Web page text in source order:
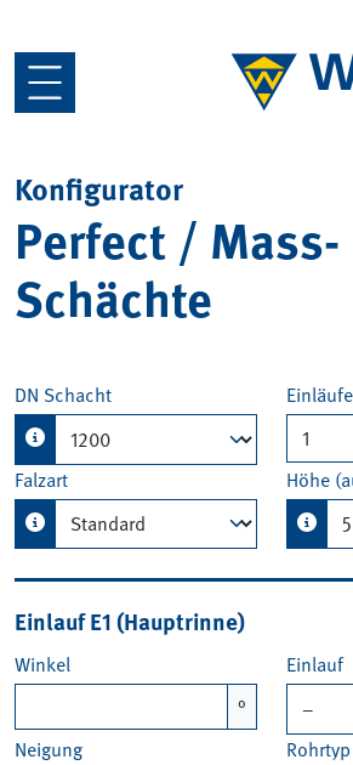
Konfigurator
Perfect / Mass-
Schächte
DN Schacht Einläufe
Falzart
Höhe
Einlauf E1 (Hauptrinne)
Winkel
°
Einlauf
Neigung Rohrtyp